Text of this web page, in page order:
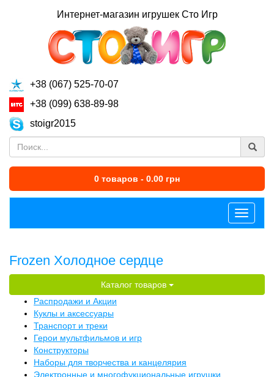
Интернет-магазин игрушек Сто Игр
+38 (067) 525-70-07
+38 (099) 638-89-98
stoigr2015
0 товаров - 0.00 грн
Меню
Frozen Холодное сердце
Каталог товаров
Распродажи и Акции
Куклы и аксессуары
Транспорт и треки
Герои мультфильмов и игр
Конструкторы
Наборы для творчества и канцелярия
Электронные и многофукциональные игрушки